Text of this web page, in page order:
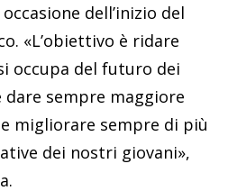
dell’inizio del
«L’obiettivo è ridare
occupa del futuro dei
sempre maggiore
migliorare sempre di più
dei nostri giovani»,